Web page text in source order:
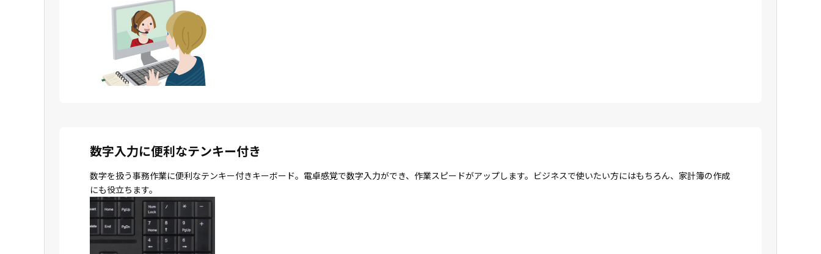
数字入力に便利なテンキー付き
数字を扱う事務作業に便利なテンキー付きキーボード。電卓感覚で数字入力ができ、作業スピードがアップします。ビジネスで使いたい方にはもちろん、家計簿の作成
にも役立ちます。